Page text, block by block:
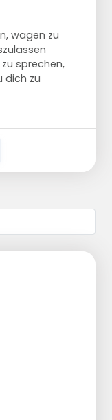
wagen zu
zu sprechen,
dich zu